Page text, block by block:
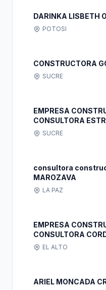
DARINKA LISBETH
POTOSI
CONSTRUCTORA
SUCRE
EMPRESA
CONSULTORA
SUCRE
consultora
MAROZAVA
LA PAZ
EMPRESA
CONSULTORA
S.R.L.EL ALTO
ARIEL MONCADA